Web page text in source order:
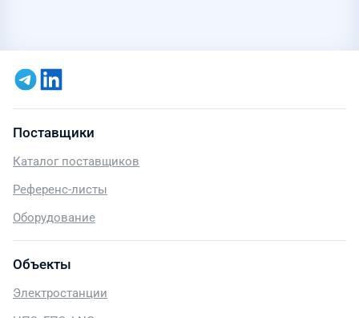
Поставщики
Каталог поставщиков
Референс-листы
Оборудование
Объекты
Электростанции